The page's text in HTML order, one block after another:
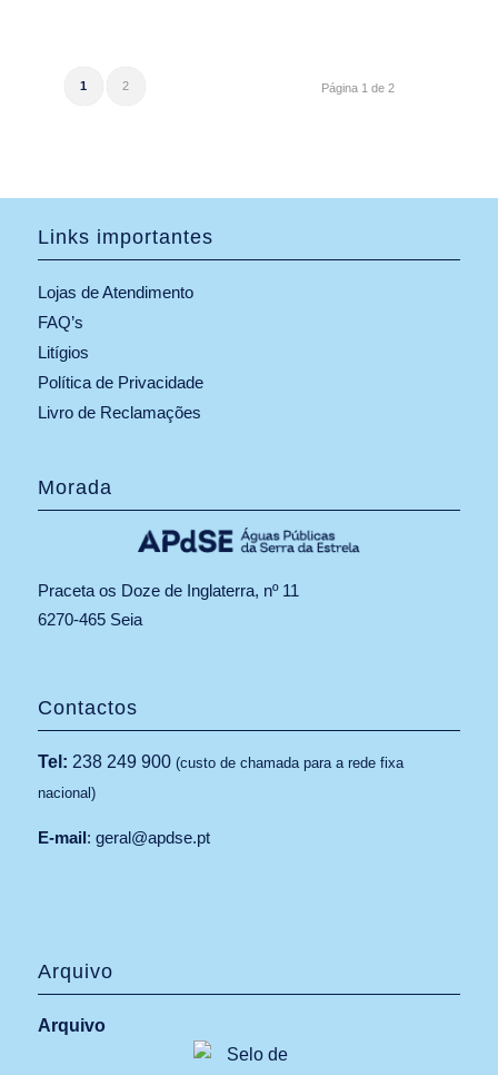
Página 1 de 2
1 2
Links importantes
Lojas de Atendimento
FAQ’s
Litígios
Política de Privacidade
Livro de Reclamações
Morada
Praceta os Doze de Inglaterra, nº 11
6270-465 Seia
Contactos
Tel: 238 249 900(custo de chamada para a rede fixa
nacional)
E-mail: geral@apdse.pt
Arquivo
Arquivo